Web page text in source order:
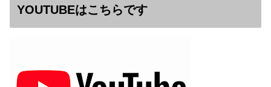
YOUTUBEはこちらです